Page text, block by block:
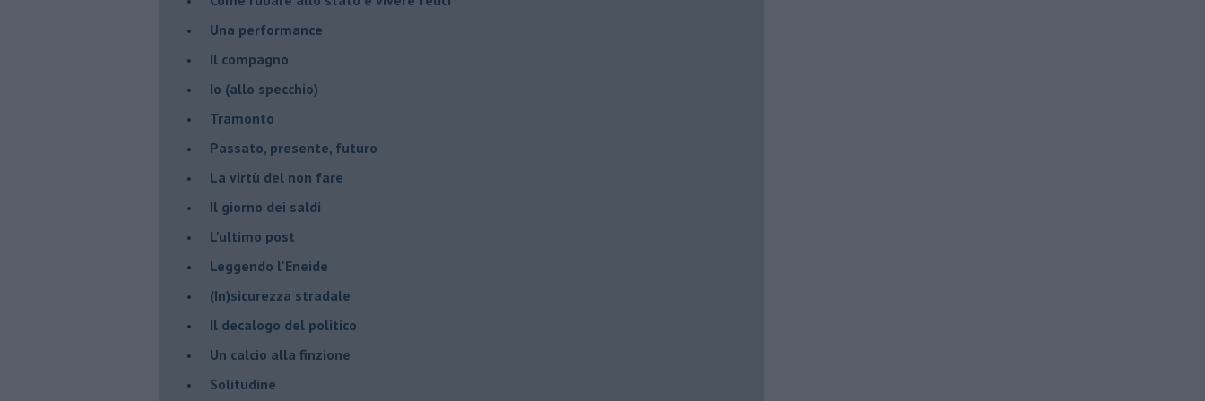
Una performance
Il compagno
​Io (allo specchio)
Tramonto
Passato, presente, futuro
La virtù del non fare
Il giorno dei saldi
L'ultimo post
Leggendo l'Eneide
​(In)sicurezza stradale
Il decalogo del politico
Un calcio alla finzione
Solitudine